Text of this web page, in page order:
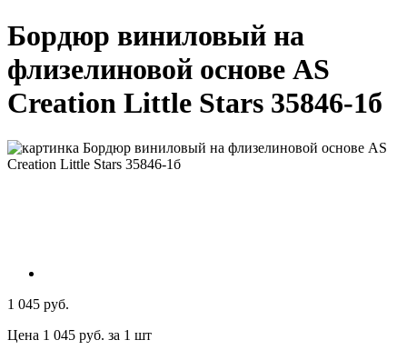
Бордюр виниловый на
флизелиновой основе AS
Creation Little Stars 35846-1б
1 045 руб.
Цена 1 045 руб. за 1 шт